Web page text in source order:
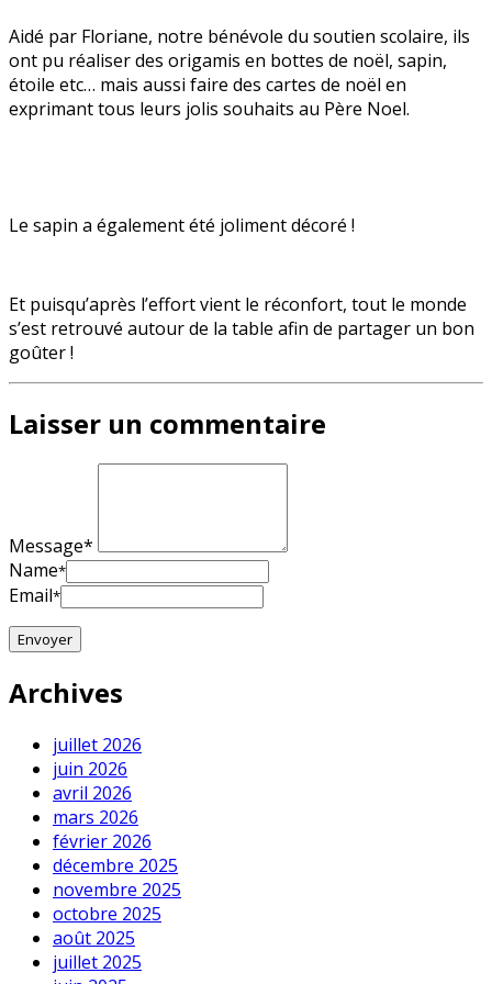
Aidé par Floriane, notre bénévole du soutien scolaire, ils
ont pu réaliser des origamis en bottes de noël, sapin,
étoile etc… mais aussi faire des cartes de noël en
exprimant tous leurs jolis souhaits au Père Noel.
Le sapin a également été joliment décoré !
Et puisqu’après l’effort vient le réconfort, tout le monde
s’est retrouvé autour de la table afin de partager un bon
goûter !
Laisser un commentaire
Message*
Name*
Email*
Archives
juillet 2026
juin 2026
avril 2026
mars 2026
février 2026
décembre 2025
novembre 2025
octobre 2025
août 2025
juillet 2025